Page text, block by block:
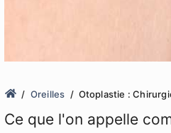
Oreilles Otoplastie :
Ce que l'on appelle